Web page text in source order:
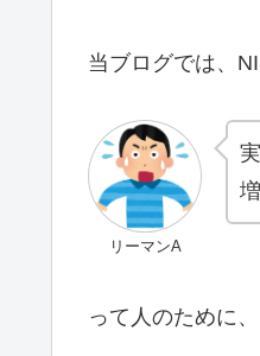
当ブログでは、
リーマンA
って人のために